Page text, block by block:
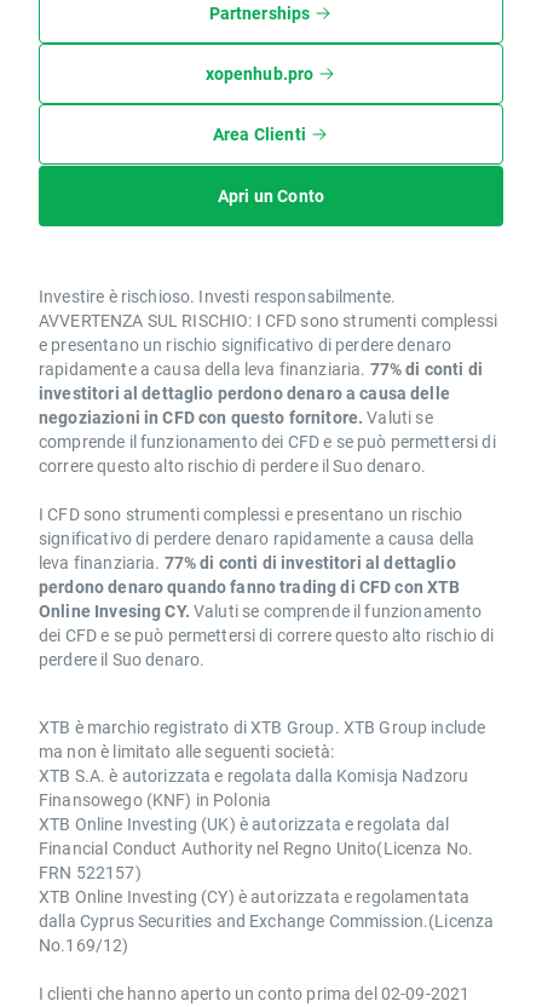
Partnerships
xopenhub.pro
Area Clienti
Apri un Conto
Investire è rischioso. Investi responsabilmente.
AVVERTENZA SUL RISCHIO: I CFD sono strumenti complessi
e presentano un rischio significativo di perdere denaro
rapidamente a causa della leva finanziaria. 77% di conti di
investitori al dettaglio perdono denaro a causa delle
negoziazioni in CFD con questo fornitore. Valuti se
comprende il funzionamento dei CFD e se può permettersi di
correre questo alto rischio di perdere il Suo denaro.
I CFD sono strumenti complessi e presentano un rischio
significativo di perdere denaro rapidamente a causa della
leva finanziaria. 77% di conti di investitori al dettaglio
perdono denaro quando fanno trading di CFD con XTB
Online Invesing CY. Valuti se comprende il funzionamento
dei CFD e se può permettersi di correre questo alto rischio di
perdere il Suo denaro.
XTB è marchio registrato di XTB Group. XTB Group include
ma non è limitato alle seguenti società:
XTB S.A. è autorizzata e regolata dalla Komisja Nadzoru
Finansowego (KNF) in Polonia
XTB Online Investing (UK) è autorizzata e regolata dal
Financial Conduct Authority nel Regno Unito(Licenza No.
FRN 522157)
XTB Online Investing (CY) è autorizzata e regolamentata
dalla Cyprus Securities and Exchange Commission.(Licenza
No.169/12)
I clienti che hanno aperto un conto prima del 02-09-2021